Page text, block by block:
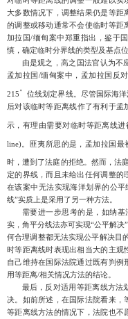
大多数情况下，调整结果仍是等距
的调整或移动通常不会使临时等距
加拉国/缅甸案中郑重指出，鉴于
慎，确定临时分界线的类型及基点位
由是观之，高之国法官认为不
孟加拉国 /缅甸案中，孟加拉国反
215
。
位线划定界线。尽管国际海
后对该临时等距离线作了有利于孟
示，有理由需要对临时等距离线进
line)。匪夷所思的是，孟加拉国最
时，遭到了法庭的拒绝。然而，法
定的界线，而且未给出任何调整
在该案中无法实现海洋划界的公
线”实质上是采用了另一种方法。
需要进一步思考的是，如纳
实，角平分线法亦可实现“公平解
何合理调整都无法实现公平解决目
时等距离线时表现出相当大的主观
自己维持在国际法院通过既有判例
用等距离/相关情况方法的结论。
最后，反对适用等距离线方法
决。 如前所述，在国际法院看来，
等距离线方法的情况下，法院也不